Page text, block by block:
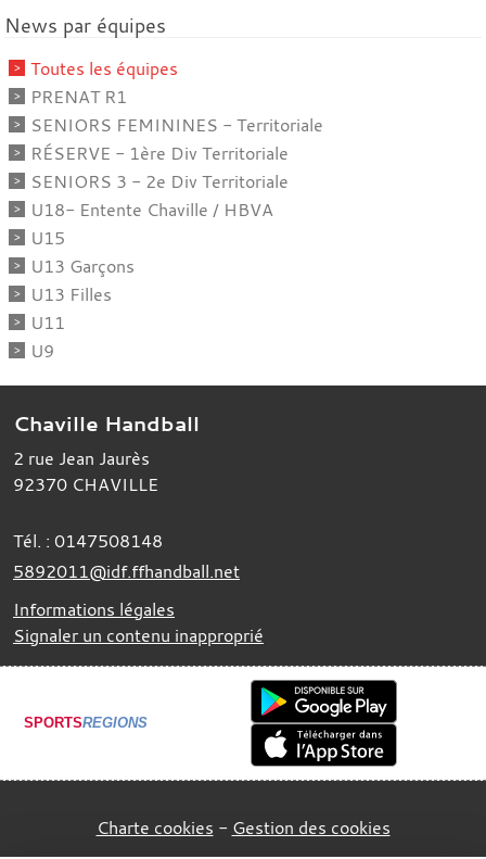
News par équipes
Toutes les équipes
PRENAT R1
SENIORS FEMININES - Territoriale
RÉSERVE - 1ère Div Territoriale
SENIORS 3 - 2e Div Territoriale
U18- Entente Chaville / HBVA
U15
U13 Garçons
U13 Filles
U11
U9
Chaville Handball
2 rue Jean Jaurès
92370 CHAVILLE
Tél. : 0147508148
5892011@idf.ffhandball.net
Informations légales
Signaler un contenu inapproprié
SPORTSREGIONS
Charte cookies Gestion des cookies